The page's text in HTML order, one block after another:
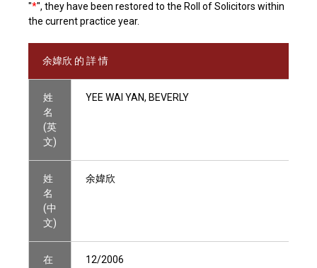
"*", they have been restored to the Roll of Solicitors within
the current practice year.
余媁欣 的 詳 情
姓
名
(英
文)
YEE WAI YAN, BEVERLY
姓
名
(中
文)
余媁欣
在
12/2006